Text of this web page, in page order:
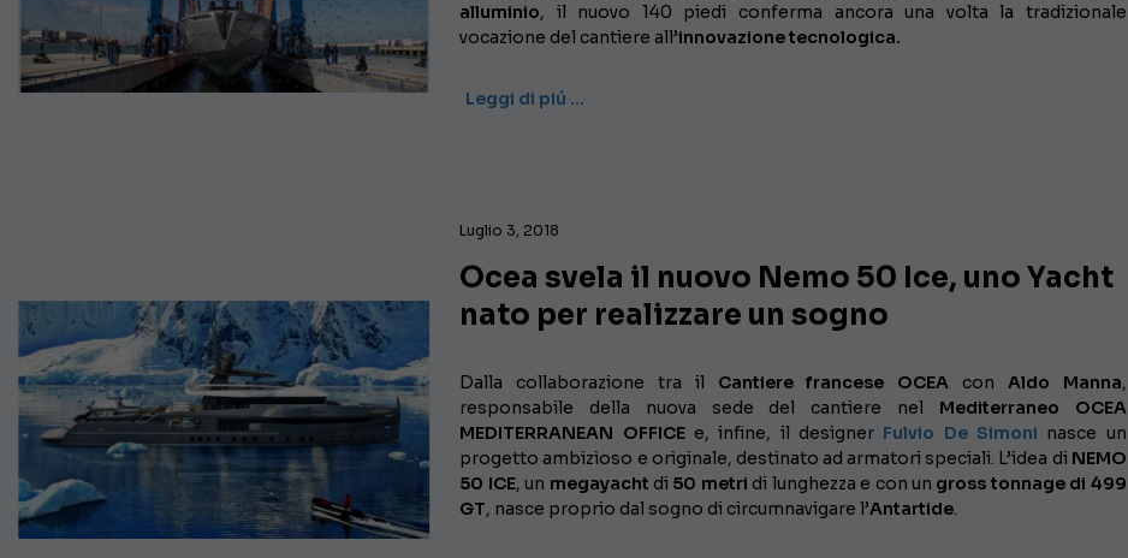
alluminio, il nuovo 140 piedi conferma ancora una volta la tradizionale
vocazione del cantiere all’innovazione tecnologica.
Leggi di piú …
Luglio 3, 2018
Ocea svela il nuovo Nemo 50 Ice, uno Yacht
nato per realizzare un sogno
Dalla collaborazione tra il Cantiere francese OCEA con Aldo Manna,
responsabile della nuova sede del cantiere nel Mediterraneo OCEA
MEDITERRANEAN OFFICEe, infine, il designer Fulvio De Simoni nasce un
progetto ambizioso e originale, destinato ad armatori speciali. L’idea di NEMO
50 ICE, un megayacht di 50 metri di lunghezza e con un gross tonnage di 499
GT, nasce proprio dal sogno di circumnavigare l’Antartide.